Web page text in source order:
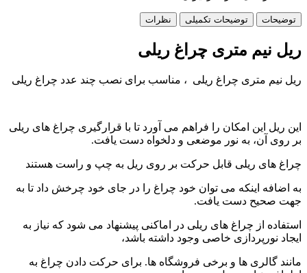
توضیحات توضیحات تکمیلی نظرات
ریل نیم متری چراغ ریلی
ریل نیم متری چراغ ریلی ، مناسب برای نصب چند عدد چراغ ریلی
این ریل این امکان را فراهم می آورد تا با قرارگیری چراغ های ریلی
بر روی آن، به نور موضعی و دلخواه دست یافت.
چراغ های ریلی قابل حرکت بر روی ریل به چپ و راست هستند
به اضافه اینکه می توان خود چراغ را در جای خود چرخش داد تا به
جهت صحیح دست یافت.
استفاده از چراغ های ریلی در اماکنی پیشنهاد می شود که نیاز به
ایجاد نورپردازی خاصی وجود داشته باشد،
مانند گالری ها و برخی فروشگاه ها. برای حرکت دادن چراغ به